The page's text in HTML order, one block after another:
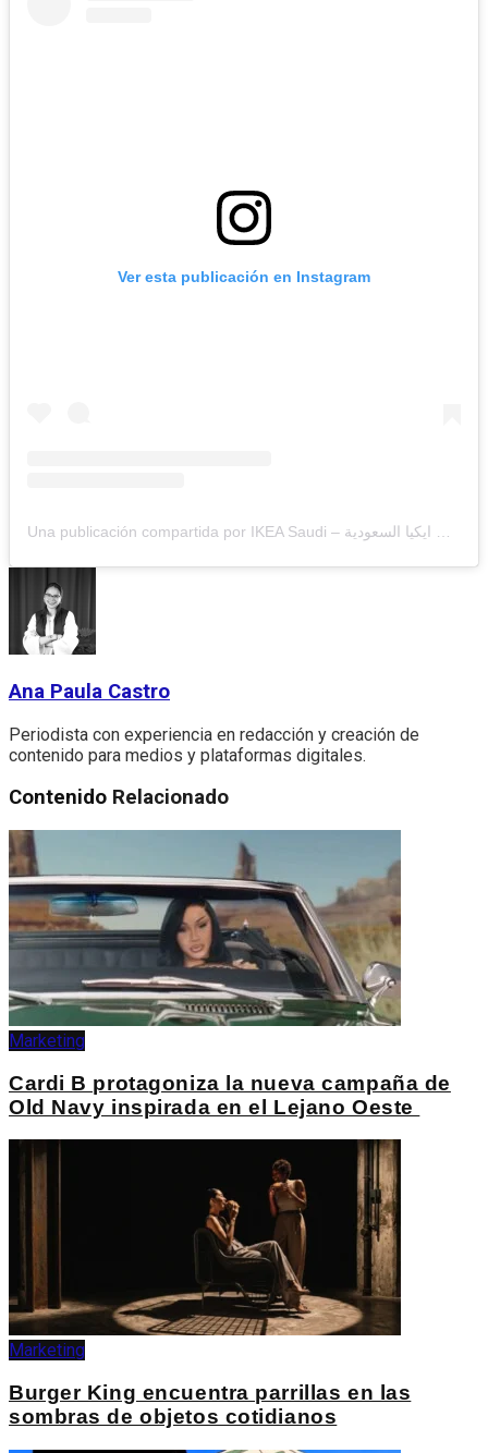
Ver esta publicación en Instagram
Ana Paula Castro
Periodista con experiencia en redacción y creación de
contenido para medios y plataformas digitales.
Contenido Relacionado
Marketing
Cardi B protagoniza la nueva campaña de
Old Navy inspirada en el Lejano Oeste
Marketing
Burger King encuentra parrillas en las
sombras de objetos cotidianos